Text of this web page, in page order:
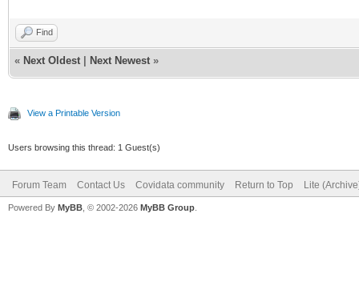
Find
« Next Oldest Next Newest »
View a Printable Version
Users browsing this thread: 1 Guest(s)
Forum Team Contact Us Covidata community Return to Top Lite
Powered By MyBB , © 2002-2026 MyBB Group